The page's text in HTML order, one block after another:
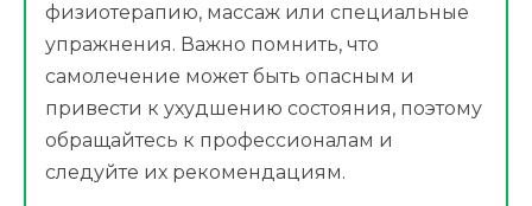
физиотерапию, массаж или специальные
упражнения. Важно помнить, что
самолечение может быть опасным и
привести к ухудшению состояния, поэтому
обращайтесь к профессионалам и
следуйте их рекомендациям.